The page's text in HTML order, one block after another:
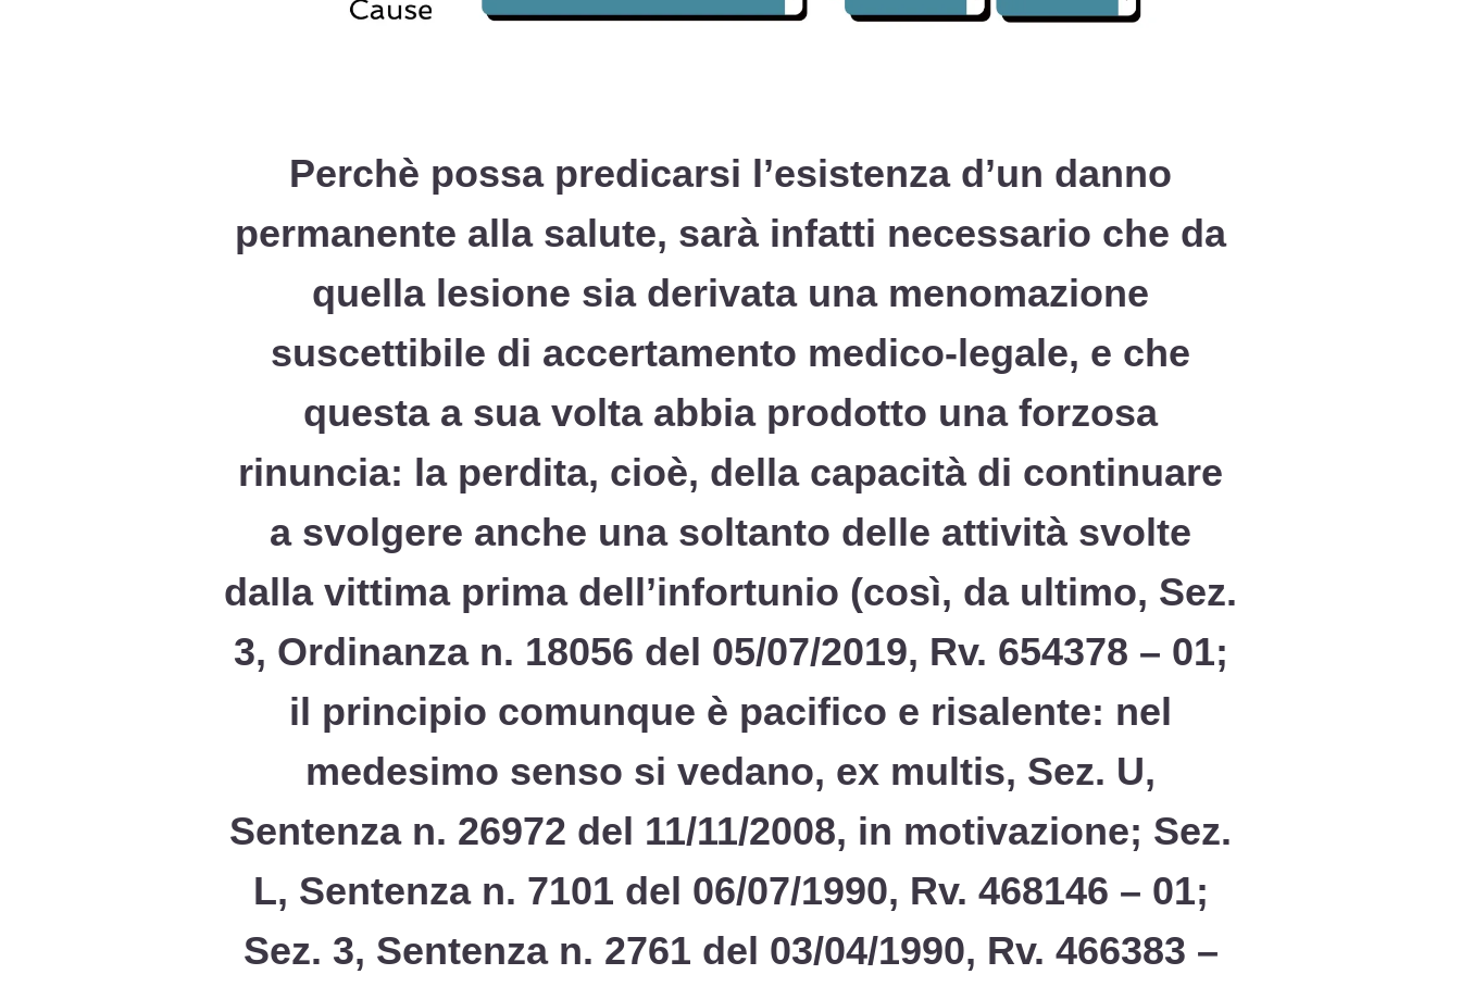
Perchè possa predicarsi l’esistenza d’un danno
permanente alla salute, sarà infatti necessario che da
quella lesione sia derivata una menomazione
suscettibile di accertamento medico-legale, e che
questa a sua volta abbia prodotto una forzosa
rinuncia: la perdita, cioè, della capacità di continuare
a svolgere anche una soltanto delle attività svolte
dalla vittima prima dell’infortunio (così, da ultimo, Sez.
3, Ordinanza n. 18056 del 05/07/2019, Rv. 654378 – 01;
il principio comunque è pacifico e risalente: nel
medesimo senso si vedano, ex multis, Sez. U,
Sentenza n. 26972 del 11/11/2008, in motivazione; Sez.
L, Sentenza n. 7101 del 06/07/1990, Rv. 468146 – 01;
Sez. 3, Sentenza n. 2761 del 03/04/1990, Rv. 466383 –